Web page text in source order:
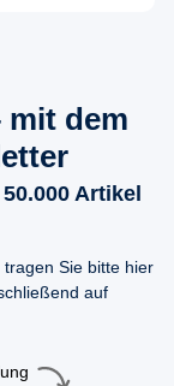
mit dem
Artikel
Sie bitte hier
auf